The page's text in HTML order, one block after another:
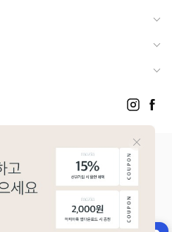
리하게 입기 좋은 셋업!
시 저희 쇼핑몰에서 가입한 PG사의 구매안전서
화재 증권번호 14610-1327